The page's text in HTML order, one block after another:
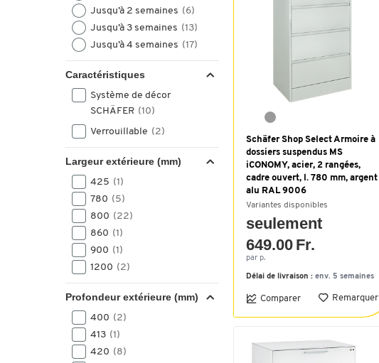
Jusqu’à 2 semaines (6)
Jusqu’à 3 semaines (13)
Jusqu’à 4 semaines (17)
Caractéristiques
Système de décor
SCHÄFER (10)
Verrouillable (2)
Largeur extérieure (mm)
425 (1)
780 (5)
800 (22)
860 (1)
900 (1)
1200 (2)
Profondeur extérieure (mm)
400 (2)
413 (1)
420 (8)
Schäfer Shop Select Armoire à
dossiers suspendus MS
iCONOMY, acier, 2 rangées,
cadre ouvert, l. 780 mm, argent
alu RAL 9006
Variantes disponibles
seulement
649.00 Fr.
par p.
Délai de livraison : env. 5 semaines
Comparer Remarquer